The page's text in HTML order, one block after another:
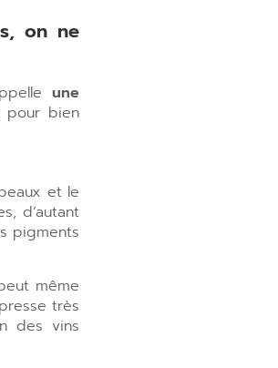
on ne
une
pour bien
et le
d’autant
pigments
même
très
des vins